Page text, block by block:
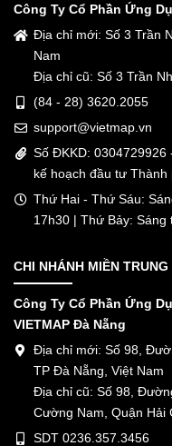
Công Ty Cổ Phần Ứng
Địa chỉ mới: Số 3 Trần
Nam
Địa chỉ cũ: Số 3 Trần
(84 - 28) 3620.2055
support@vietmap.vn
Số ĐKKD:
kế hoạch đầu tư Thành
Thứ Hai - Thứ Sáu:
17h30 | Thứ Bảy: Sáng
CHI NHÁNH MIỀN TRUNG
Công Ty Cổ Phần Ứng
VIETMAP Đà Nẵng
Địa chỉ mới: Số 98,
TP Đà Nẵng, Việt Nam
Địa chỉ cũ: Số 98,
Cường Nam, Quận Hải
SDT 0236.357.3456